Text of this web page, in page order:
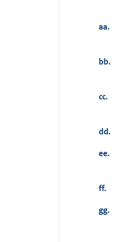
aa.
bb.
cc.
dd.
ee.
ff.
gg.